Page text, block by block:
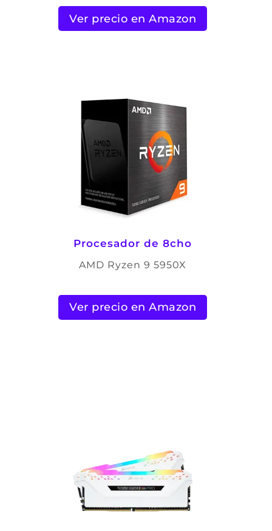
Ver precio en Amazon
Procesador de 8cho
AMD Ryzen 9 5950X
Ver precio en Amazon